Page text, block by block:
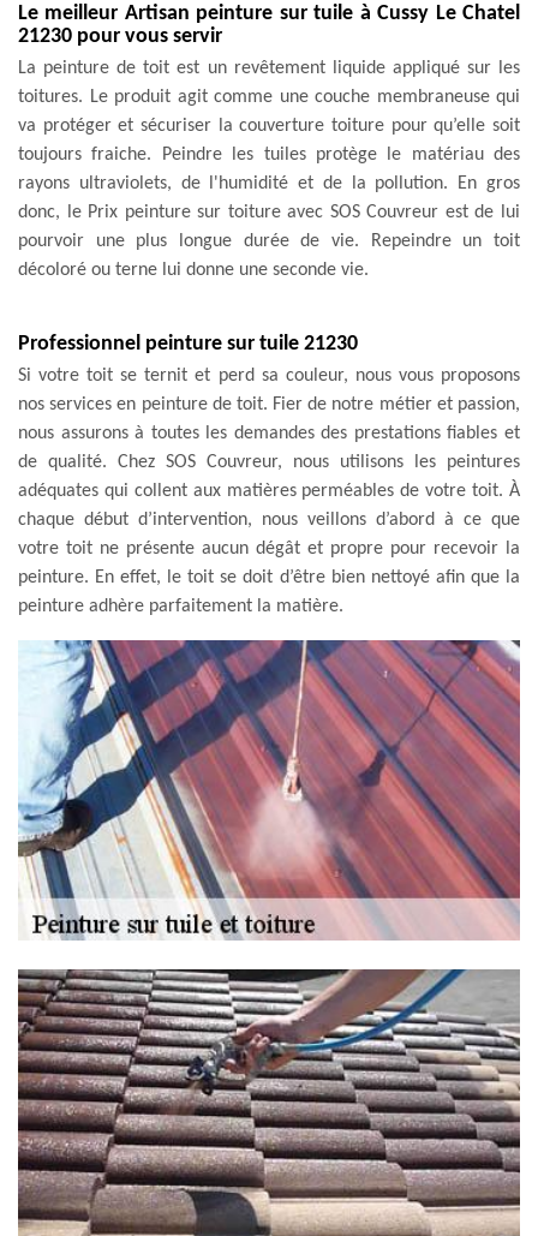
Le meilleur Artisan peinture sur tuile à Cussy Le Chatel
21230 pour vous servir
La peinture de toit est un revêtement liquide appliqué sur les
toitures. Le produit agit comme une couche membraneuse qui
va protéger et sécuriser la couverture toiture pour qu’elle soit
toujours fraiche. Peindre les tuiles protège le matériau des
rayons ultraviolets, de l'humidité et de la pollution. En gros
donc, le Prix peinture sur toiture avec SOS Couvreur est de lui
pourvoir une plus longue durée de vie. Repeindre un toit
décoloré ou terne lui donne une seconde vie.
Professionnel peinture sur tuile 21230
Si votre toit se ternit et perd sa couleur, nous vous proposons
nos services en peinture de toit. Fier de notre métier et passion,
nous assurons à toutes les demandes des prestations fiables et
de qualité. Chez SOS Couvreur, nous utilisons les peintures
adéquates qui collent aux matières perméables de votre toit. À
chaque début d’intervention, nous veillons d’abord à ce que
votre toit ne présente aucun dégât et propre pour recevoir la
peinture. En effet, le toit se doit d’être bien nettoyé afin que la
peinture adhère parfaitement la matière.